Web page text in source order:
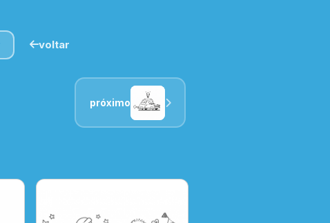
voltar
próximo